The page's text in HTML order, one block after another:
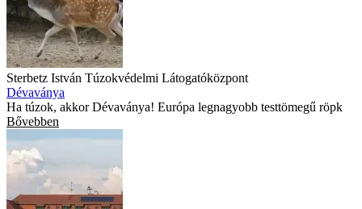
Sterbetz István Túzokvédelmi Látogatóközpont
Dévaványa
Ha túzok, akkor Dévaványa! Európa legnagyobb testtömegű röpk
Bővebben